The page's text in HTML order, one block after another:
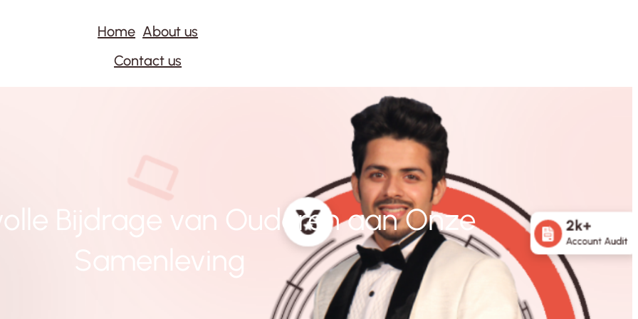
Home About us
Contact us
Bijdrage van Ouderen aan Onze
Samenleving